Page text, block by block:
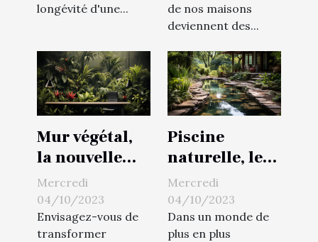
longévité d'une...
de nos maisons
deviennent des...
Mur végétal,
la nouvelle
vague de la
décoration
extérieure
Mercredi
04/10/2023
Envisagez-vous de
transformer
Piscine
naturelle, le
choix d'un
extérieur plus
vert
Mercredi
04/10/2023
Dans un monde de
plus en plus